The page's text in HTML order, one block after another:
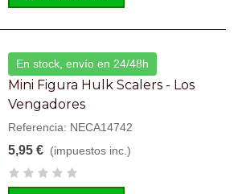
En stock, envío en 24/48h
Mini Figura Hulk Scalers - Los
Vengadores
Referencia: NECA14742
5,95 € (impuestos inc.)